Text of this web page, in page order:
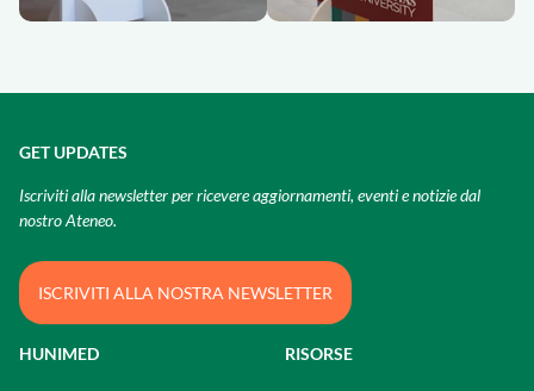
HUNIMED RISORSE
GET UPDATES
Iscriviti alla newsletter per ricevere aggiornamenti, eventi e notizie dal
nostro Ateneo.
ISCRIVITI ALLA NOSTRA NEWSLETTER